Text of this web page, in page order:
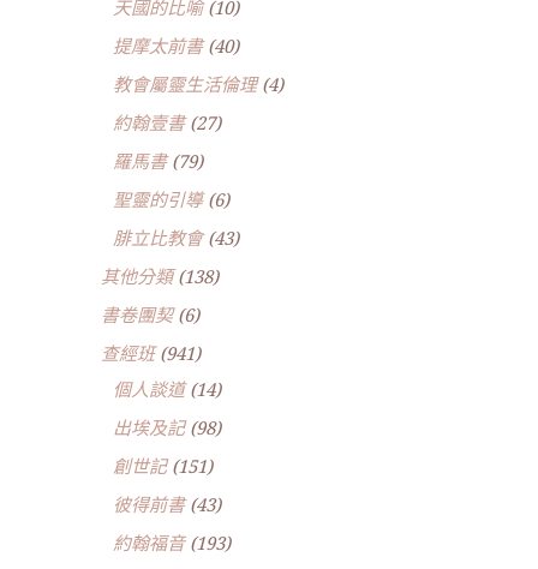
天國的比喻(10)
提摩太前書(40)
教會屬靈生活倫理(4)
約翰壹書(27)
羅馬書(79)
聖靈的引導(6)
腓立比教會(43)
其他分類(138)
書卷團契(6)
查經班(941)
個人談道(14)
出埃及記(98)
創世記(151)
彼得前書(43)
約翰福音(193)